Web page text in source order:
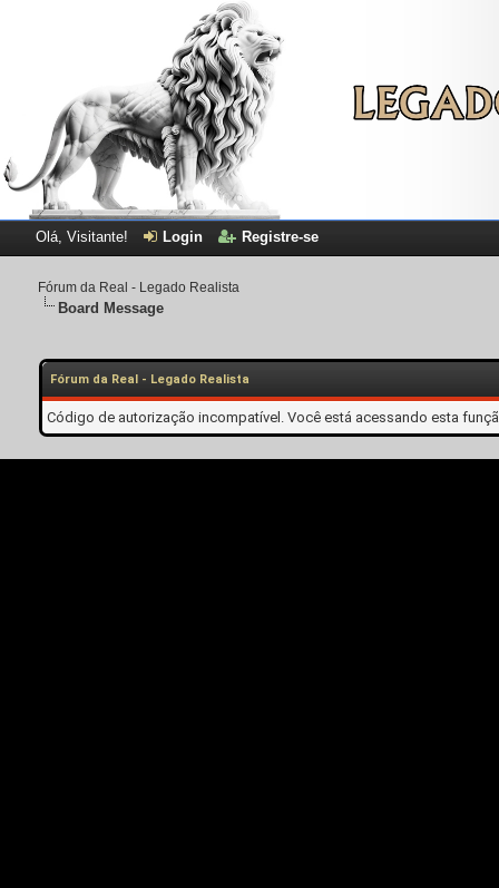
Olá, Visitante! Login Registre-se
Fórum da Real - Legado Realista
Board Message
Fórum da Real - Legado Realista
Código de autorização incompatível. Você está acessando esta